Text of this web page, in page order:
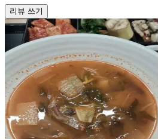
리뷰 쓰기